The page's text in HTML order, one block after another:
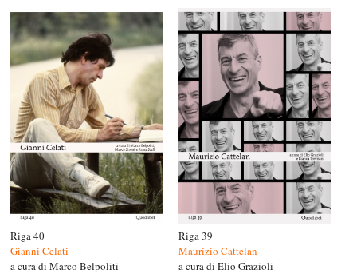
Riga 40
Gianni Celati
a cura di Marco Belpoliti
Riga 39
Maurizio Cattelan
a cura di Elio Grazioli